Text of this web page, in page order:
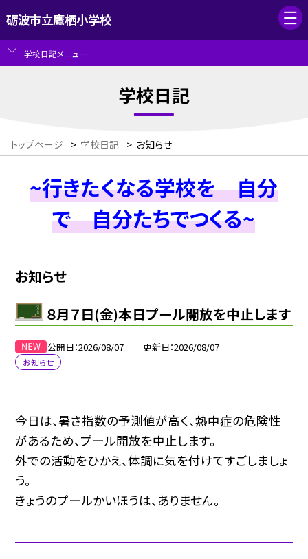
砺波市立鷹栖小学校
学校日記メニュー
学校日記
トップページ > 学校日記 > お知らせ
~行きたくなる学校を 自分
で 自分たちでつくる~
お知らせ
８月７日(金)本日プール開放を中止します
公開日 2026/08/07 更新日 2026/08/07
お知らせ
今日は、暑さ指数の予測値が高く、熱中症の危険性
があるため、プール開放を中止します。
外での活動をひかえ、体調に気を付けてすごしましょ
う。
きょうのプールかいほうは、ありません。